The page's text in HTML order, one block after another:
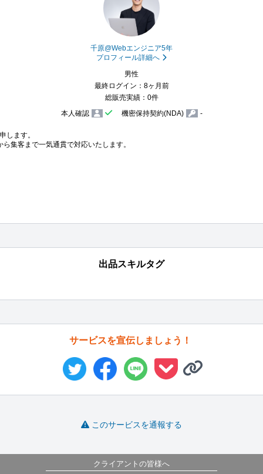
千原@Webエンジニア5年
プロフィール詳細へ
男性
最終ログイン：8ヶ月前
総販売実績：0件
本人確認
機密保持契約(NDA) -
します。
集客まで一気通貫で対応いたします。
出品スキルタグ
サービスを宣伝しましょう！
このサービスを通報する
クライアントの皆様へ